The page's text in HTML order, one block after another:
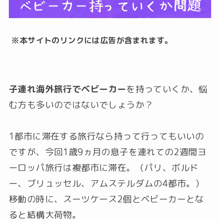
※本サイトのリンクには広告が含まれます。
子連れ海外旅行でベビーカーを持っていくか、悩
む方も多いのではないでしょうか？
1都市に滞在する旅行なら持って行ってもいいの
ですが、今回1歳9ヵ月の息子を連れての2週間ヨ
ーロッパ旅行は複都市に滞在。（パリ、ボルド
ー、ブリュッセル、アムステルダムの4都市。）
移動の時に、スーツケース2個とベビーカーとな
ると結構大荷物。